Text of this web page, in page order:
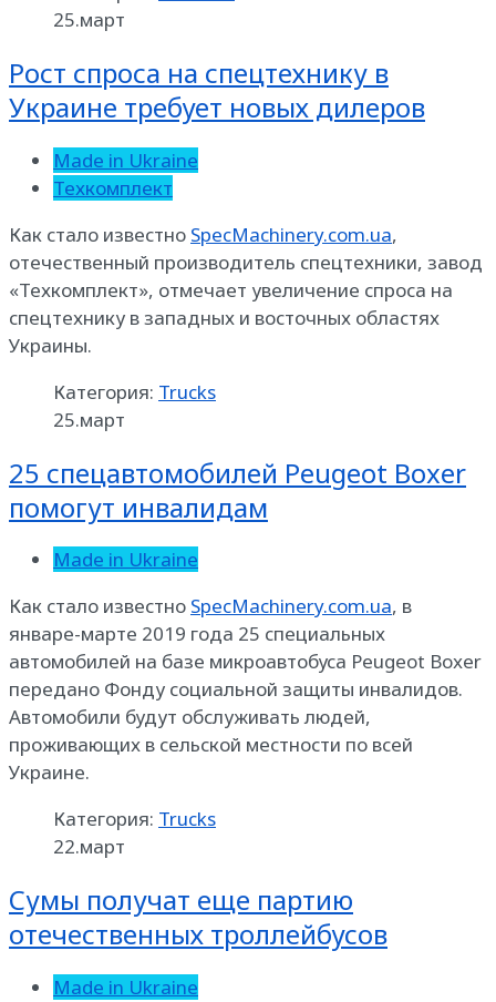
25.март
Рост спроса на спецтехнику в
Украине требует новых дилеров
Made in Ukraine
Техкомплект
Как стало известно SpecMachinery.com.ua,
отечественный производитель спецтехники, завод
«Техкомплект», отмечает увеличение спроса на
спецтехнику в западных и восточных областях
Украины.
Категория: Trucks
25.март
25 спецавтомобилей Peugeot Boxer
помогут инвалидам
Made in Ukraine
Как стало известно SpecMachinery.com.ua, в
январе-марте 2019 года 25 специальных
автомобилей на базе микроавтобуса Peugeot Boxer
передано Фонду социальной защиты инвалидов.
Автомобили будут обслуживать людей,
проживающих в сельской местности по всей
Украине.
Категория: Trucks
22.март
Сумы получат еще партию
отечественных троллейбусов
Made in Ukraine